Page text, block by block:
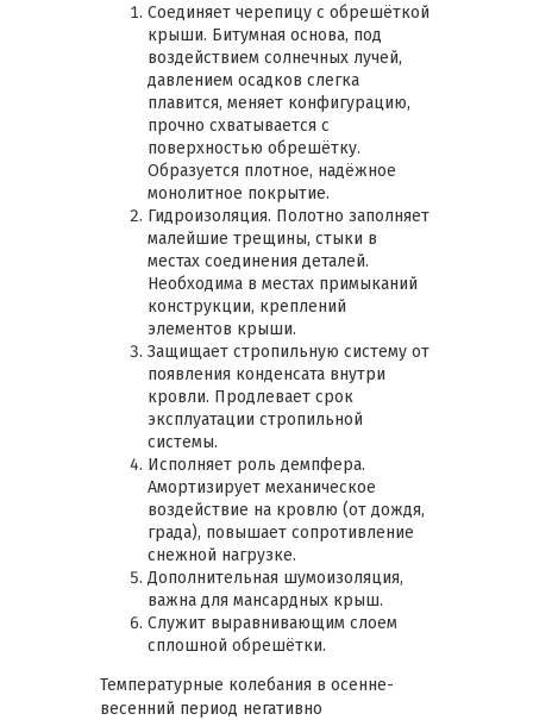
Соединяет черепицу с обрешёткой
крыши. Битумная основа, под
воздействием солнечных лучей,
давлением осадков слегка
плавится, меняет конфигурацию,
прочно схватывается с
поверхностью обрешётку.
Образуется плотное, надёжное
монолитное покрытие.
Гидроизоляция. Полотно заполняет
малейшие трещины, стыки в
местах соединения деталей.
Необходима в местах примыканий
конструкции, креплений
элементов крыши.
Защищает стропильную систему от
появления конденсата внутри
кровли. Продлевает срок
эксплуатации стропильной
системы.
Исполняет роль демпфера.
Амортизирует механическое
воздействие на кровлю (от дождя,
града), повышает сопротивление
снежной нагрузке.
Дополнительная шумоизоляция,
важна для мансардных крыш.
Служит выравнивающим слоем
сплошной обрешётки.
Температурные колебания в осенне-
весенний период негативно